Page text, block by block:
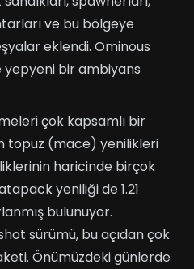
ve bu bölgeye
eklendi. Ominous
yepyeni bir ambiyans
çok kapsamlı bir
topuz (mace) yenilikleri
haricinde birçok
yeniliği de 1.21
bulunuyor.
sürümü, bu açıdan çok
Önümüzdeki günlerde